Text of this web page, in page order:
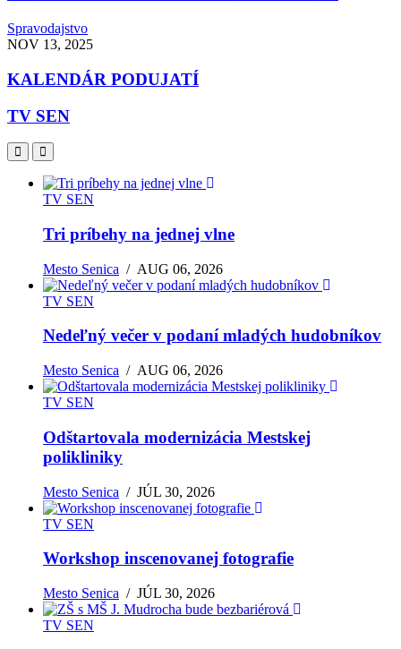
Spravodajstvo
NOV 13, 2025
KALENDÁR PODUJATÍ
TV SEN
TV SEN
Tri príbehy na jednej vlne
Mesto Senica /AUG 06, 2026
TV SEN
Nedeľný večer v podaní mladých hudobníkov
Mesto Senica /AUG 06, 2026
TV SEN
Odštartovala modernizácia Mestskej
polikliniky
Mesto Senica /JÚL 30, 2026
TV SEN
Workshop inscenovanej fotografie
Mesto Senica /JÚL 30, 2026
TV SEN